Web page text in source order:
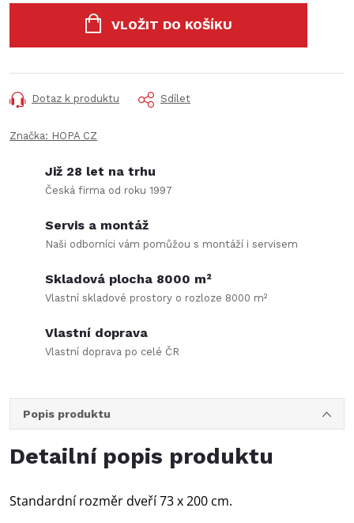
VLOŽIT DO KOŠÍKU
Dotaz k produktu Sdílet
Značka: HOPA CZ
Již 28 let na trhu
Česká firma od roku 1997
Servis a montáž
Naši odborníci vám pomůžou s montáží i servisem
Skladová plocha 8000 m²
Vlastní skladové prostory o rozloze 8000 m²
Vlastní doprava
Vlastní doprava po celé ČR
Popis produktu
Detailní popis produktu
Standardní rozměr dveří 73 x 200 cm.